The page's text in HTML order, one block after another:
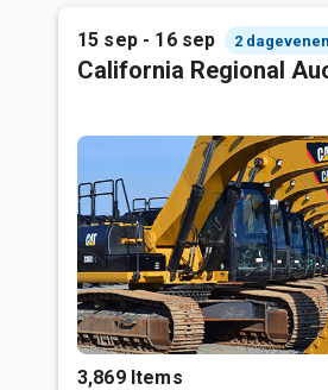
15 sep - 16 sep 2
California Regional
3,869 Items